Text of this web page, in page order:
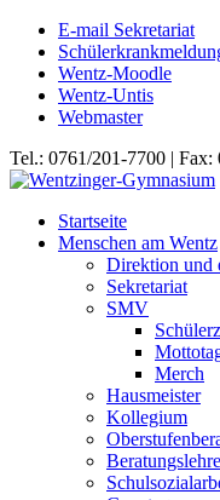
E-mail Sekretariat
Wentz-Moodle
Wentz-Untis
Webmaster
Tel.: 0761/201-7700 | Fax:
Startseite
Menschen am Wentz
Direktion und
Sekretariat
SMV
Merch
Hausmeister
Kollegium